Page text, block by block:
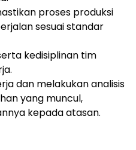
proses produksi
sesuai standar
kedisiplinan tim
dan melakukan analisis
yang muncul,
kepada atasan.